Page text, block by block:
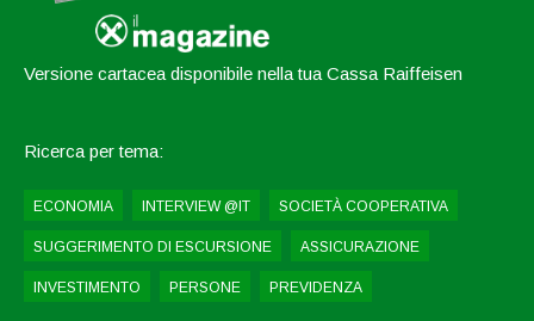
Versione cartacea disponibile nella tua Cassa Raiffeisen
Ricerca per tema:
ECONOMIA INTERVIEW @IT SOCIETÀ COOPERATIVA
SUGGERIMENTO DI ESCURSIONE ASSICURAZIONE
INVESTIMENTO PERSONE PREVIDENZA